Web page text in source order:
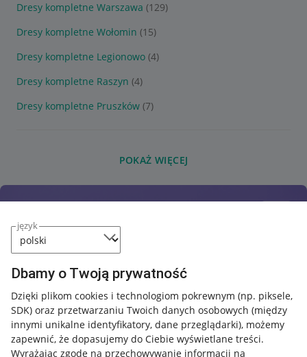
język
Dbamy o Twoją prywatność
Dzięki plikom cookies i technologiom pokrewnym (np. piksele,
SDK) oraz przetwarzaniu Twoich danych osobowych (między
innymi unikalne identyfikatory, dane przeglądarki), możemy
zapewnić, że dopasujemy do Ciebie wyświetlane treści.
Wyrażając zgodę na przechowywanie informacji na
Dresy kompletne Warszawa (129)
Dresy kompletne Wołomin (15)
Dresy kompletne Legionowo (4)
Dresy kompletne Raszyn (4)
Dresy kompletne Pruszków (7)
POKAŻ WIĘCEJ